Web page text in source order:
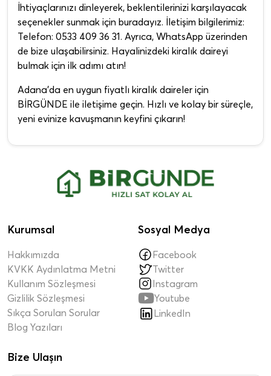
İhtiyaçlarınızı dinleyerek, beklentilerinizi karşılayacak
seçenekler sunmak için buradayız. İletişim bilgilerimiz:
Telefon: 0533 409 36 31. Ayrıca, WhatsApp üzerinden
de bize ulaşabilirsiniz. Hayalinizdeki kiralık daireyi
bulmak için ilk adımı atın!
Adana'da en uygun fiyatlı kiralık daireler için
BİRGÜNDE ile iletişime geçin. Hızlı ve kolay bir süreçle,
yeni evinize kavuşmanın keyfini çıkarın!
Kurumsal
Hakkımızda
KVKK Aydınlatma Metni
Kullanım Sözleşmesi
Gizlilik Sözleşmesi
Sıkça Sorulan Sorular
Blog Yazıları
Sosyal Medya
Facebook
Twitter
Instagram
Youtube
LinkedIn
Bize Ulaşın